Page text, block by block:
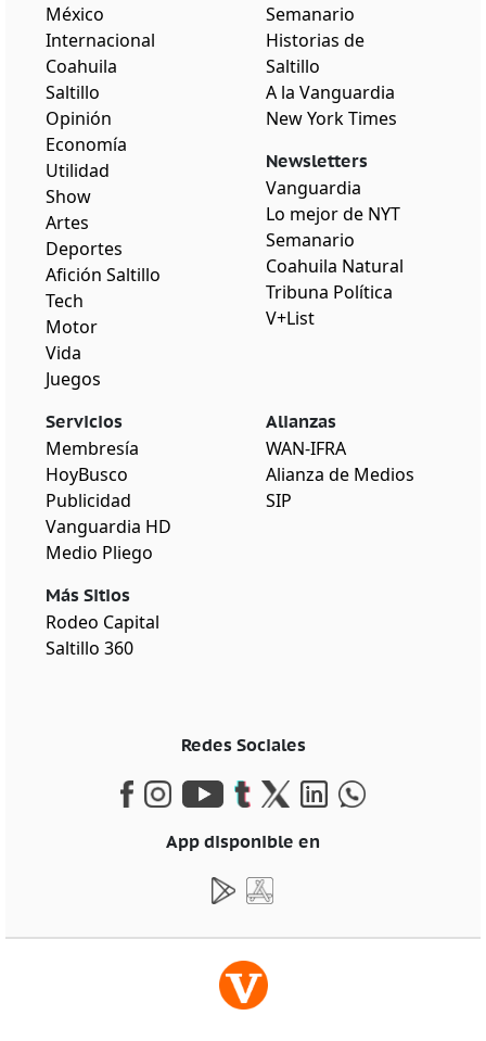
México
Internacional
Coahuila
Saltillo
Opinión
Economía
Utilidad
Show
Artes
Deportes
Afición Saltillo
Tech
Motor
Vida
Juegos
Semanario
Historias de
Saltillo
A la Vanguardia
New York Times
Newsletters
Vanguardia
Lo mejor de NYT
Semanario
Coahuila Natural
Tribuna Política
V+List
Servicios
Membresía
HoyBusco
Publicidad
Vanguardia HD
Medio Pliego
Más Sitios
Rodeo Capital
Saltillo 360
Alianzas
WAN-IFRA
Alianza de Medios
SIP
Redes Sociales
App disponible en